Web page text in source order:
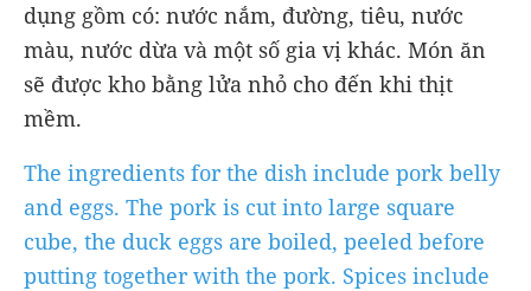
dụng gồm có: nước nắm, đường, tiêu, nước
màu, nước dừa và một số gia vị khác. Món ăn
sẽ được kho bằng lửa nhỏ cho đến khi thịt
mềm.
The ingredients for the dish include pork belly
and eggs. The pork is cut into large square
cube, the duck eggs are boiled, peeled before
putting together with the pork. Spices include